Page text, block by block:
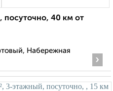
посуточно, 40 км от
Набережная
›